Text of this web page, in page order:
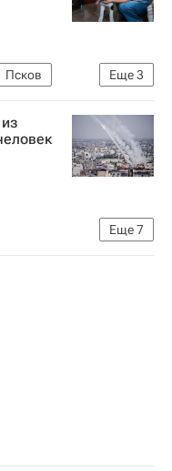
Еще3
Псков
Еще7
Обострение палестино-израильского конфликта в 2023 году